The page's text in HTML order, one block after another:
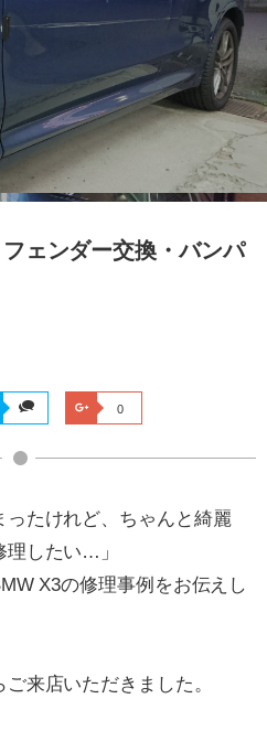
ェンダー交換・バンパ
0
ったけれど、ちゃんと綺麗
理したい…」
X3の修理事例をお伝えし
来店いただきました。